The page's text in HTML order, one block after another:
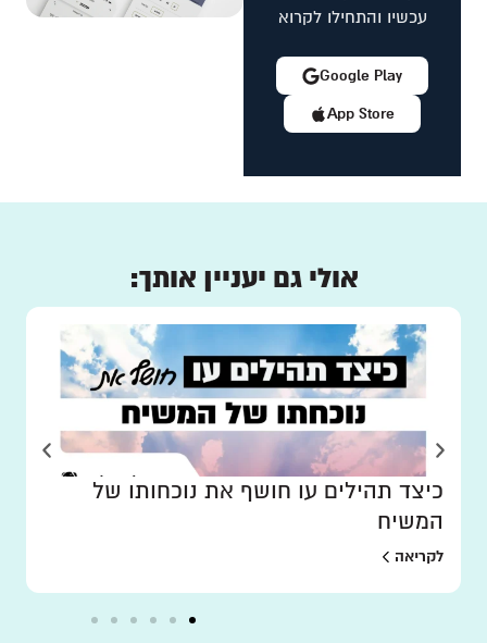
עכשיו והתחילו לקרוא
App Store
Google Play
אולי גם יעניין אותך:
כיצד תהילים עו חושף את נוכחותו של
המשיח
לקריאה